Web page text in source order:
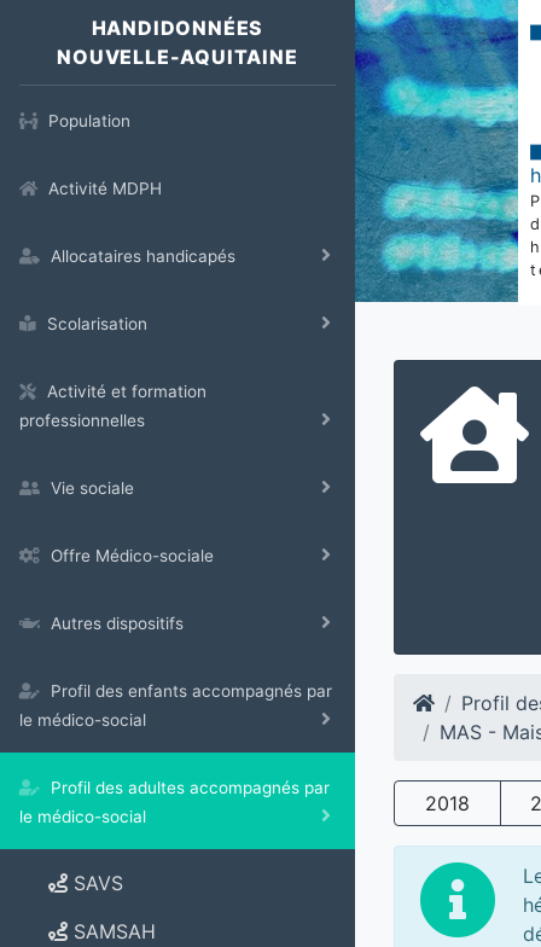
HANDIDONNÉES
NOUVELLE-AQUITAINE
Population
Activité MDPH
Allocataires handicapés
Scolarisation
Activité et formation
professionnelles
Vie sociale
Offre Médico-sociale
Autres dispositifs
Profil des enfants accompagnés par
le médico-social
Profil des adultes accompagnés par
le médico-social
SAVS
SAMSAH
Profil
MAS -
2018